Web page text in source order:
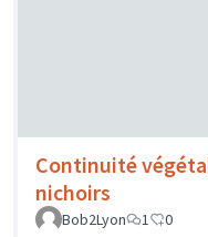
Continuité
nichoirs
Bob2Lyon
1 0